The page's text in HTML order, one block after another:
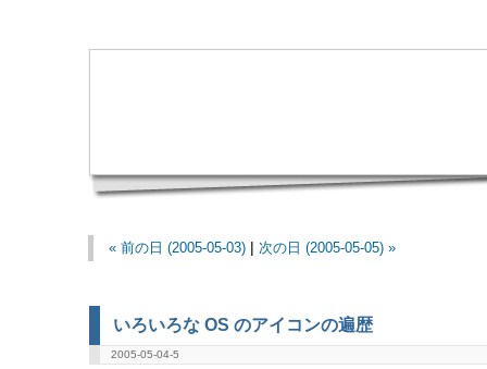
« 前の日 (2005-05-03)| 次の日 (2005-05-05) »
いろいろな OS のアイコンの遍歴
2005-05-04-5